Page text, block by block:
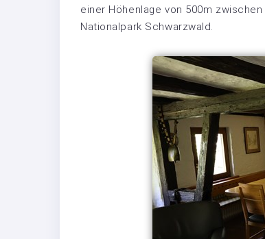
einer Höhenlage von 500m
Nationalpark Schwarzwald.